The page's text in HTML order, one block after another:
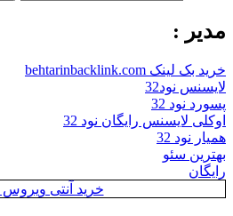
مدیر :
خرید بک لینک behtarinbacklink.com
لایسنس نود32
پسورد نود 32
اوکلی لایسنس رایگان نود 32
همیار نود 32
بهترین سئو
رایگان
خرید آنتی ویروس